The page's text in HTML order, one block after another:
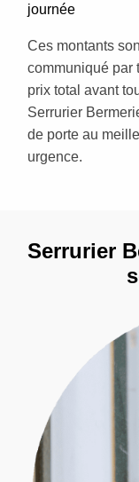
journée
Ces montants
communiqué par
prix total avant
Serrurier
de porte au
urgence.
Serrurier